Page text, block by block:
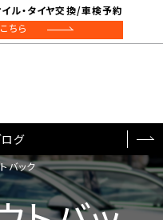
ル・タイヤ交換/車検予約
ちら
グ
バック